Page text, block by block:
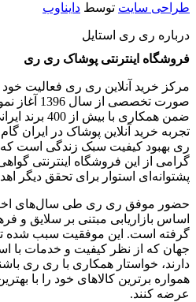
طراحی سایت توسط دایناوب
درباره ری ری استایل
فروشگاه اینترنتی پوشاک ری ری
مرکز خرید آنلاین ری ری فعالیت خود
‌صورت
ضمن همکاری با
تجربه خرید آنلاین پوشاک در ایران
ری بهبود کیفیت سبک زندگی است
گرامی از این فروشگاه اینترنتی
پشتوانه‌ای استوار برای تحقق دیگر
حضور موفق ری ری طی سال‌های
اساس بازاریابی مبتنی بر سلایق و
گرفته است. این موفقیت سبب شده تا
جهان که از نظر کیفیت و خدمات با
دارند، خواستار همکاری با ری ری
همواره برترین کالاهای خود را با
عرضه کنند.